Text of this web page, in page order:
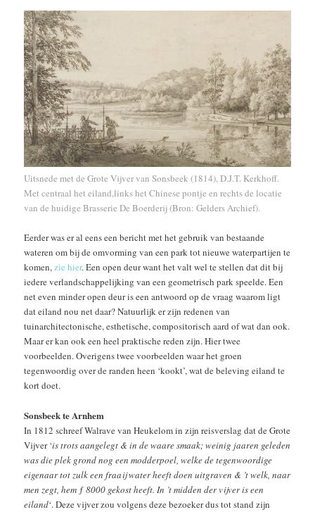
Uitsnede met de Grote Vijver van Sonsbeek (1814), D.J.T. Kerkhoff.
Met centraal het eiland,links het Chinese pontje en rechts de locatie
van de huidige Brasserie De Boerderij (Bron: Gelders Archief).
Eerder was er al eens een bericht met het gebruik van bestaande
wateren om bij de omvorming van een park tot nieuwe waterpartijen te
komen,zie hier. Een open deur want het valt wel te stellen dat dit bij
iedere verlandschappelijking van een geometrisch park speelde. Een
net even minder open deur is een antwoord op de vraag waarom ligt
dat eiland nou net daar? Natuurlijk er zijn redenen van
tuinarchitectonische, esthetische, compositorisch aard of wat dan ook.
Maar er kan ook een heel praktische reden zijn. Hier twee
voorbeelden. Overigens twee voorbeelden waar het groen
tegenwoordig over de randen heen ‘kookt’, wat de beleving eiland te
kort doet.
Sonsbeek te Arnhem
In 1812 schreef Walrave van Heukelom in zijn reisverslag dat de Grote
Vijver ‘is trots aangelegt & in de waare smaak; weinig jaaren geleden
was die plek grond nog een modderpoel, welke de tegenwoordige
eigenaar tot zulk een fraaij water heeft doen uitgraven & ’t welk, naar
men zegt, hem ƒ 8000 gekost heeft. In ’t midden der vijver is een
eiland‘. Deze vijver zou volgens deze bezoeker dus tot stand zijn